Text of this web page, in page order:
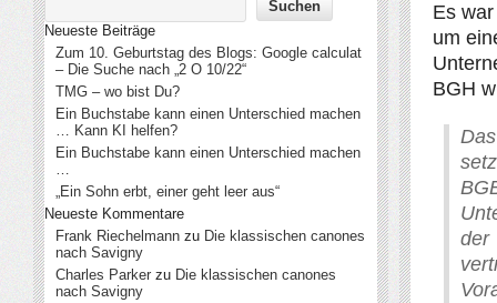
Es
um
BGH
der
Neueste Beiträge
Zum 10. Geburtstag des Blogs: Google calculat
– Die Suche nach „2 O 10/22“
TMG – wo bist Du?
Ein Buchstabe kann einen Unterschied machen
… Kann KI helfen?
Ein Buchstabe kann einen Unterschied machen
…
„Ein Sohn erbt, einer geht leer aus“
Neueste Kommentare
Frank Riechelmann zu Die klassischen canones
nach Savigny
Charles Parker zu Die klassischen canones
nach Savigny